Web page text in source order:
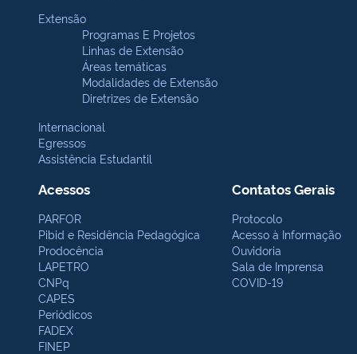
Extensão
Programas E Projetos
Linhas de Extensão
Áreas temáticas
Modalidades de Extensão
Diretrizes de Extensão
Internacional
Egressos
Assistência Estudantil
Acessos
PARFOR
Pibid e Residência Pedagógica
Prodocência
LAPETRO
CNPq
CAPES
Periódicos
FADEX
FINEP
Contatos Gerais
Protocolo
Acesso à Informação
Ouvidoria
Sala de Imprensa
COVID-19